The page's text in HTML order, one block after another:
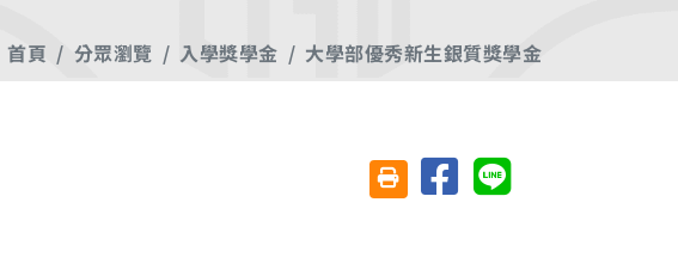
首頁 分眾瀏覽 入學獎學金 大學部優秀新生銀質獎學金
友善列印(另開視窗)
分享至臉書分享至 Line